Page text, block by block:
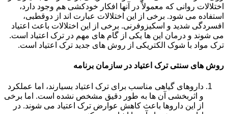
اختلالات روانی که معمولاً در آنها افکار خودکشی هم وجود دارد،
استفاده می شود. برخی از این اختلالات عبارت اند از دوقطبی،
افسردگی شدید و اسکیزوفرنی. برخی از این اختلالات باعث اعتیاد
می شوند و درمان این ها یکی از گام های مهم در ترک اعتیاد است.
ترک مواد با شوک الکتریکی از روش های جدید ترک اعتیاد است.
روش های سنتی ترک اعتیاد در سازمان برنامه
داروهای گیاهی مناسب برای ترک اعتیاد بسیارند، اما عملکرد
و اثربخشی آن ها به طور دقیق مشخص نشده است. اما برخی
از این داروها باعث کاهش عوارض ترک اعتیاد می شوند. در